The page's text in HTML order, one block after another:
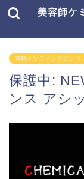
美容師ケ
有料オンラインサロン
保護中:
ンス アシ